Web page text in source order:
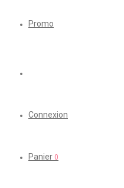
Promo
Connexion
Panier 0